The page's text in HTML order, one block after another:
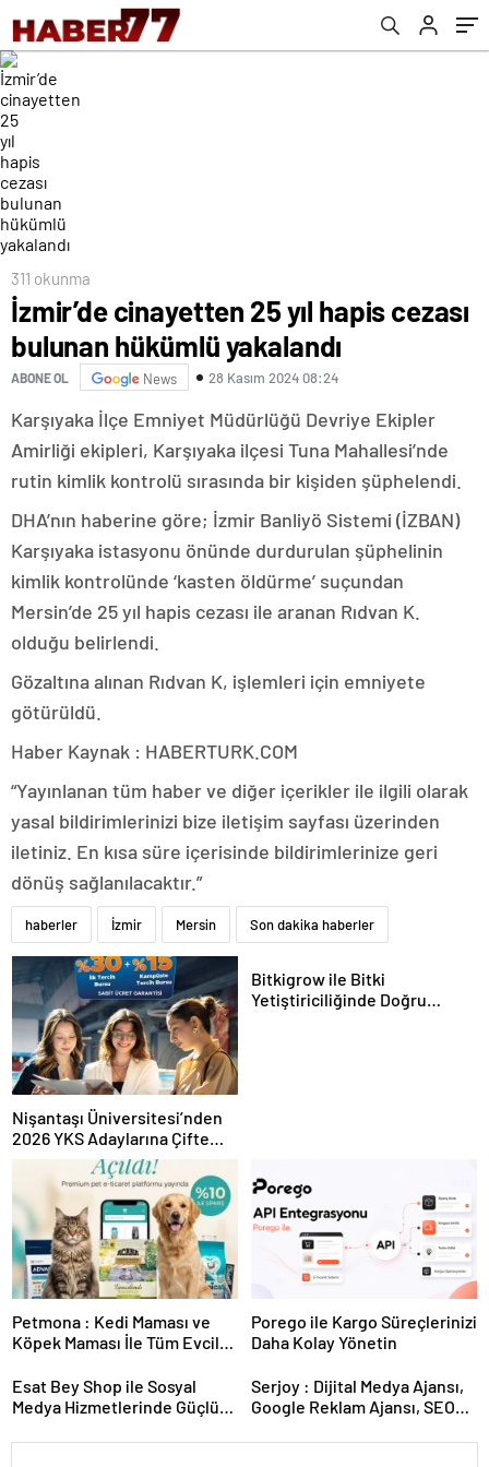
311 okunma
İzmir’de cinayetten 25 yıl hapis cezası
bulunan hükümlü yakalandı
ABONE OL News 28 Kasım 2024 08:24
Karşıyaka İlçe Emniyet Müdürlüğü Devriye Ekipler
Amirliği ekipleri, Karşıyaka ilçesi Tuna Mahallesi’nde
rutin kimlik kontrolü sırasında bir kişiden şüphelendi.
DHA’nın haberine göre; İzmir Banliyö Sistemi (İZBAN)
Karşıyaka istasyonu önünde durdurulan şüphelinin
kimlik kontrolünde ‘kasten öldürme’ suçundan
Mersin’de 25 yıl hapis cezası ile aranan Rıdvan K.
olduğu belirlendi.
Gözaltına alınan Rıdvan K, işlemleri için emniyete
götürüldü.
Haber Kaynak : HABERTURK.COM
“Yayınlanan tüm haber ve diğer içerikler ile ilgili olarak
yasal bildirimlerinizi bize iletişim sayfası üzerinden
iletiniz. En kısa süre içerisinde bildirimlerinize geri
dönüş sağlanılacaktır.”
haberler İzmir Mersin Son dakika haberler
Nişantaşı Üniversitesi’nden
2026 YKS Adaylarına Çifte
Güvence: Sabit Ücret ve
Kesintisiz Burs
Bitkigrow ile Bitki
Yetiştiriciliğinde Doğru
Petmona : Kedi Maması ve
Köpek Maması İle Tüm Evcil
Porego ile Kargo Süreçlerinizi
Daha Kolay Yönetin
Esat Bey Shop ile Sosyal
Medya Hizmetlerinde Güçlü
Serjoy : Dijital Medya Ajansı,
Google Reklam Ajansı, SEO